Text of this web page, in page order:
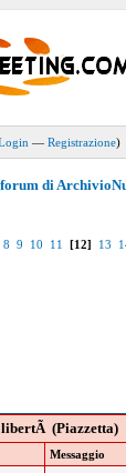
—Registrazione)
di
8 9 10 11 [12] 13
libertÃ (Piazzetta)
Messaggio